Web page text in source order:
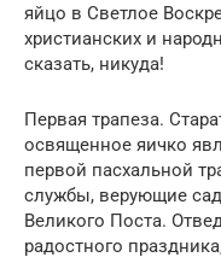
яйцо в Светлое
христианских и
сказать, никуда!
Первая трапеза.
освященное яичко
первой пасхальной
службы, верующие
Великого Поста.
радостного